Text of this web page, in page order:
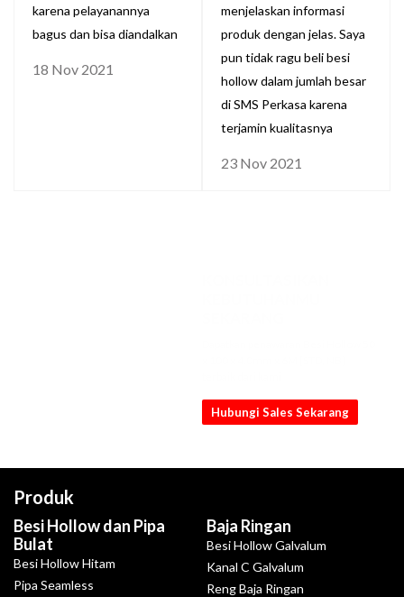
karena pelayanannya
bagus dan bisa diandalkan
18 Nov 2021
menjelaskan informasi
produk dengan jelas. Saya
pun tidak ragu beli besi
hollow dalam jumlah besar
di SMS Perkasa karena
terjamin kualitasnya
23 Nov 2021
Hubungi Sales Sekarang
Produk
Besi Hollow dan Pipa
Bulat
Besi Hollow Hitam
Pipa Seamless
Baja Ringan
Besi Hollow Galvalum
Kanal C Galvalum
Reng Baja Ringan